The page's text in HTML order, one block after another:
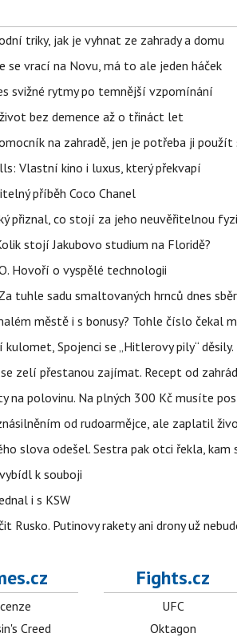
triky, jak je vyhnat ze zahrady a domu
vrací na Novu, má to ale jeden háček
svižné rytmy po temnější vzpomínání
bez demence až o třináct let
na zahradě, jen je potřeba ji použít
Vlastní kino i luxus, který překvapí
příběh Coco Chanel
přiznal, co stojí za jeho neuvěřitelnou
stojí Jakubovo studium na Floridě?
Hovoří o vyspělé technologii
tuhle sadu smaltovaných hrnců dnes
městě i s bonusy? Tohle číslo čekal
Spojenci se „Hitlerovy pily“
zelí přestanou zajímat. Recept od
na polovinu. Na plných 300 Kč musíte
od rudoarmějce, ale zaplatil
slova odešel. Sestra pak otci řekla, kam
k souboji
i s KSW
Rusko. Putinovy rakety ani drony už
Creed
Fights.cz
UFC
Oktagon